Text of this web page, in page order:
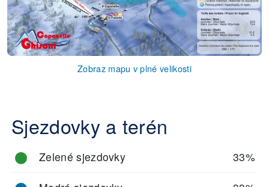
Zobraz mapu v plné velikosti
Sjezdovky a terén
Zelené sjezdovky 33%